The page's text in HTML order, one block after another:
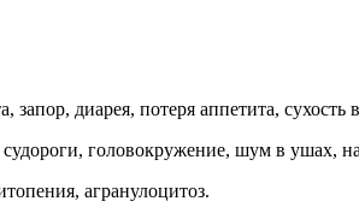
диарея, потеря аппетита, сухость
головокружение, шум в ушах,
агранулоцитоз.